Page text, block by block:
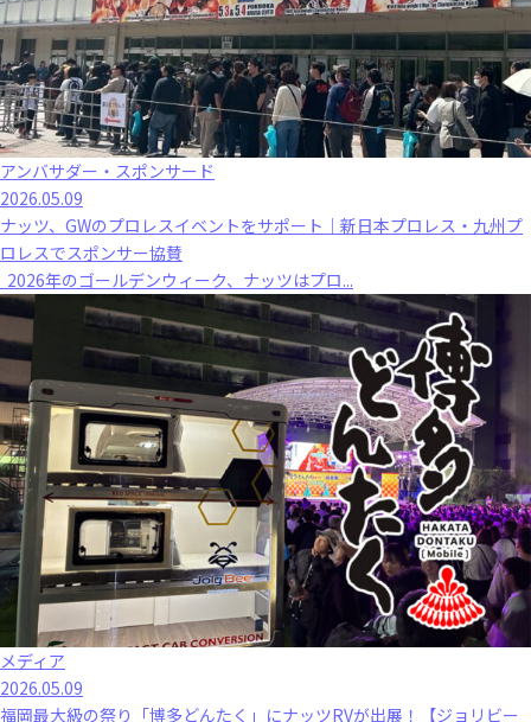
アンバサダー・スポンサード
2026.05.09
ナッツ、GWのプロレスイベントをサポート｜新日本プロレス・九州プ
ロレスでスポンサー協賛
2026年のゴールデンウィーク、ナッツはプロ...
メディア
2026.05.09
福岡最大級の祭り「博多どんたく」にナッツRVが出展！【ジョリビー